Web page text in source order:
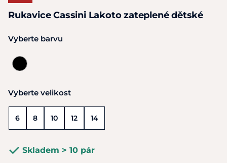
Rukavice Cassini Lakoto zateplené dětské
Vyberte barvu
Vyberte velikost
6 8 10 12 14
Skladem > 10 pár